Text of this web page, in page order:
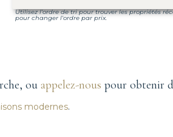
Utilisez l'ordre de tri pour trouver les propriétés
pour changer l'ordre par prix.
ou appelez-nous pour obtenir
modernes.